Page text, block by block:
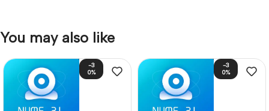
You may also like
-3
0%
-3
0%